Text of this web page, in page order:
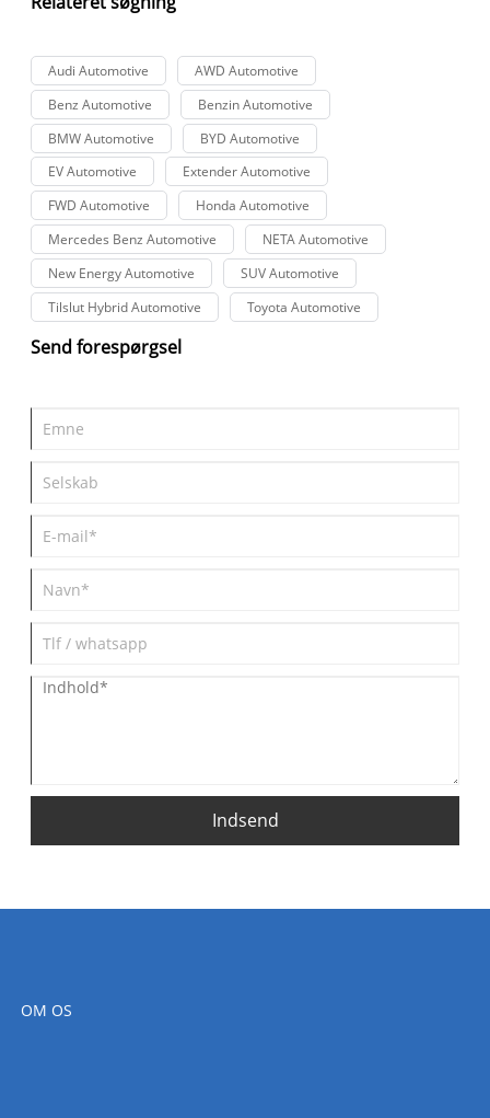
blive åbnet den 10. november 2024.
Audi Automotive
AWD Automotive
Benz Automotive
Benzin Automotive
BMW Automotive
BYD Automotive
EV Automotive
Extender Automotive
FWD Automotive
Honda Automotive
Mercedes Benz Automotive
NETA Automotive
New Energy Automotive
SUV Automotive
Tilslut Hybrid Automotive
Toyota Automotive
Send forespørgsel
Indsend
OM OS